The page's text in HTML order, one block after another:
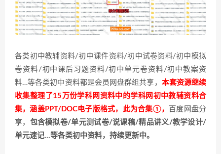
各类初中教辅资料/初中课件资料/初中试卷资料/初中模拟
卷资料/初中课后习题资料/初中单元卷资料/初中教案资
料…等各类初中资料都是会员网盘群组共享， 本套资源继续
收集整理了15万份学科网资料中的学科网初中教辅资料合
集，涵盖PPT/DOC电子版格式，此为合集①，
百度网盘分
享， 包含模拟卷/单元测试卷/说课稿/精品讲义/教学设计/
单元速记…等各类初中资料，持续更新中。